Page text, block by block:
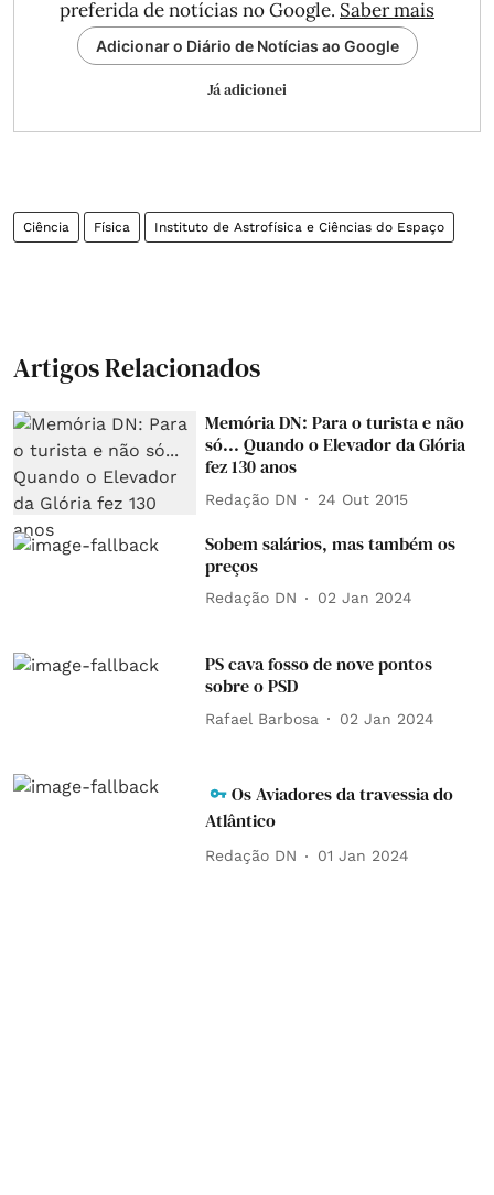
preferida de notícias no Google. Saber mais
Adicionar o Diário de Notícias ao Google
Já adicionei
Ciência Física Instituto de Astrofísica e Ciências do Espaço
Artigos Relacionados
Memória DN: Para o turista e não
só... Quando o Elevador da Glória
fez 130 anos
Redação DN 24 Out 2015
Sobem salários, mas também os
preços
Redação DN 02 Jan 2024
PS cava fosso de nove pontos
sobre o PSD
Rafael Barbosa 02 Jan 2024
Os Aviadores da travessia do
Atlântico
Redação DN 01 Jan 2024